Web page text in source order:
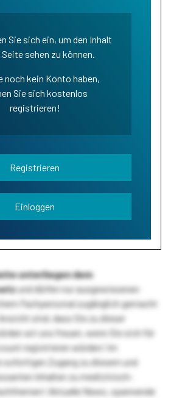
Sie sich ein, um den Inhalt
sehen zu können.
noch kein Konto haben,
Sie sich kostenlos
registrieren!
Registrieren
Einloggen
unterliegen dem
und dürfen nur ausgewiesenen
Fachpersonal zugänglich gemacht
sind, dass Sie zu dieser
wir uns freuen, wenn Sie sich für
registrieren würden! Im
sofortigen Zugang zu diesem und
Inhalten zu medizinisch-
Aktuelle News, spannende